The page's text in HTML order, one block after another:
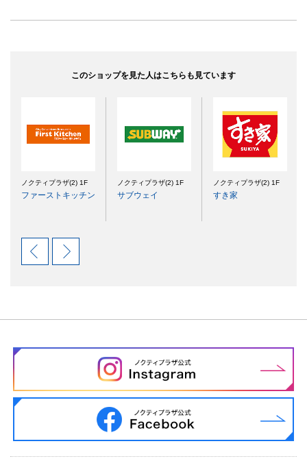
このショップを見た人はこちらも見ています
ノクティプラザ(2) 1F
ファーストキッチン
ノクティプラザ(2) 1F
サブウェイ
ノクティプラザ(2) 1F
すき家